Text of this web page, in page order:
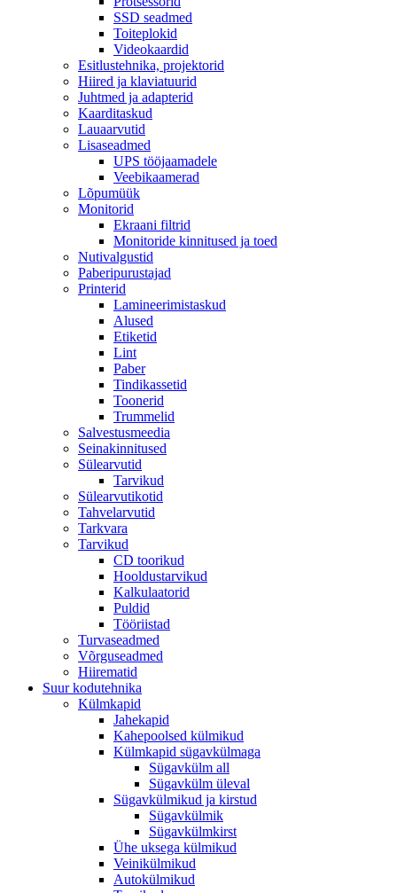
SSD seadmed
Toiteplokid
Videokaardid
Esitlustehnika, projektorid
Hiired ja klaviatuurid
Juhtmed ja adapterid
Kaarditaskud
Lauaarvutid
Lisaseadmed
UPS tööjaamadele
Veebikaamerad
Lõpumüük
Monitorid
Ekraani filtrid
Monitoride kinnitused ja toed
Nutivalgustid
Paberipurustajad
Printerid
Lamineerimistaskud
Alused
Etiketid
Lint
Paber
Tindikassetid
Toonerid
Trummelid
Salvestusmeedia
Seinakinnitused
Sülearvutid
Tarvikud
Sülearvutikotid
Tahvelarvutid
Tarkvara
Tarvikud
CD toorikud
Hooldustarvikud
Kalkulaatorid
Puldid
Tööriistad
Turvaseadmed
Võrguseadmed
Hiirematid
Suur kodutehnika
Külmkapid
Jahekapid
Kahepoolsed külmikud
Külmkapid sügavkülmaga
Sügavkülm all
Sügavkülm üleval
Sügavkülmikud ja kirstud
Sügavkülmik
Sügavkülmkirst
Ühe uksega külmikud
Veinikülmikud
Autokülmikud